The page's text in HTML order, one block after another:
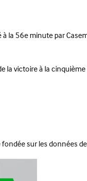
la 56e minute par
la victoire à la
sur les données